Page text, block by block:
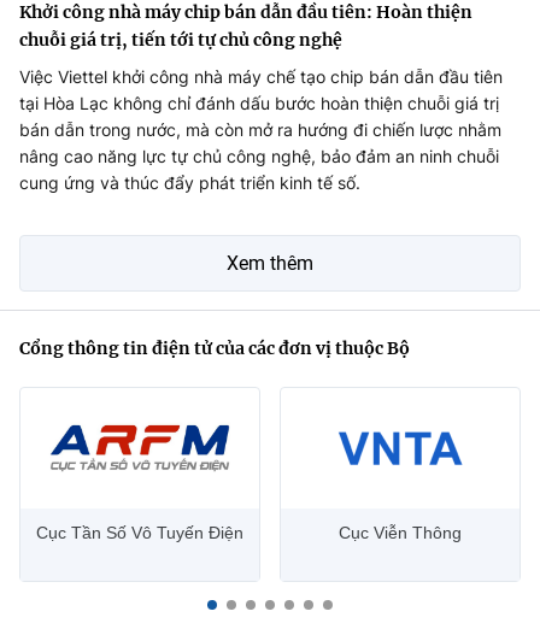
Khởi công nhà máy chip bán dẫn đầu tiên: Hoàn thiện
chuỗi giá trị, tiến tới tự chủ công nghệ
Việc Viettel khởi công nhà máy chế tạo chip bán dẫn đầu tiên
tại Hòa Lạc không chỉ đánh dấu bước hoàn thiện chuỗi giá trị
bán dẫn trong nước, mà còn mở ra hướng đi chiến lược nhằm
nâng cao năng lực tự chủ công nghệ, bảo đảm an ninh chuỗi
cung ứng và thúc đẩy phát triển kinh tế số.
Xem thêm
Cổng thông tin điện tử của các đơn vị thuộc Bộ
Cục Tần Số Vô Tuyến Điện Cục Viễn Thông